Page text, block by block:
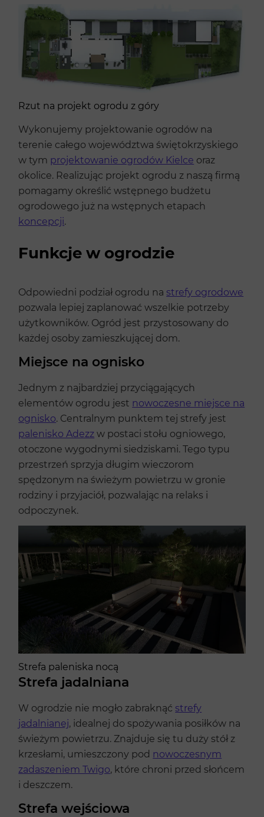
Rzut na projekt ogrodu z góry
Wykonujemy projektowanie ogrodów na
terenie całego województwa świętokrzyskiego
w tym projektowanie ogrodów Kielce oraz
okolice. Realizując projekt ogrodu z naszą firmą
pomagamy określić wstępnego budżetu
ogrodowego już na wstępnych etapach
koncepcji.
Funkcje w ogrodzie
Odpowiedni podział ogrodu nastrefy ogrodowe
pozwala lepiej zaplanować wszelkie potrzeby
użytkowników. Ogród jest przystosowany do
każdej osoby zamieszkującej dom.
Miejsce na ognisko
Jednym z najbardziej przyciągających
elementów ogrodu jest nowoczesne miejsce na
ognisko. Centralnym punktem tej strefy jest
palenisko Adezz w postaci stołu ogniowego,
otoczone wygodnymi siedziskami. Tego typu
przestrzeń sprzyja długim wieczorom
spędzonym na świeżym powietrzu w gronie
rodziny i przyjaciół, pozwalając na relaks i
odpoczynek.
Strefa paleniska nocą
Strefa jadalniana
W ogrodzie nie mogło zabraknąćstrefy
jadalnianej, idealnej do spożywania posiłków na
świeżym powietrzu. Znajduje się tu duży stół z
krzesłami, umieszczony pod nowoczesnym
zadaszeniem Twigo, które chroni przed słońcem
i deszczem.
Strefa wejściowa